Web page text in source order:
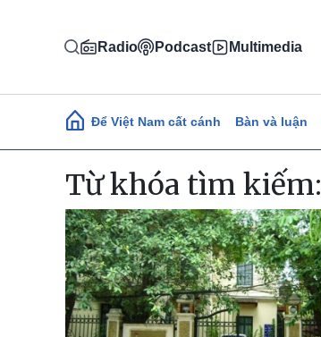
Radio Podcast Multimedia
Main navigation
Để Việt Nam cất cánh Bàn và luận
Từ khóa tìm kiếm: